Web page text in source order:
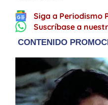
Siga a Periodismo
Suscríbase a